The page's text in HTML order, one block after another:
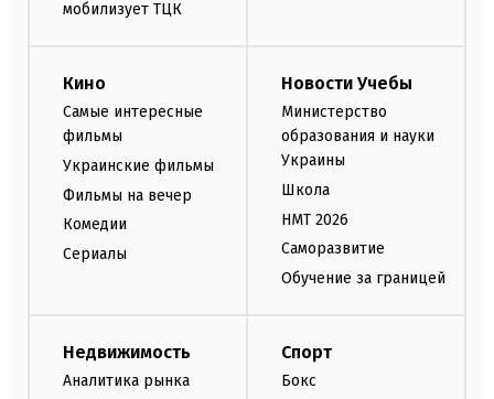
мобилизует ТЦК
Кино
Самые интересные
фильмы
Украинские фильмы
Фильмы на вечер
Комедии
Сериалы
Новости Учебы
Министерство
образования и науки
Украины
Школа
НМТ 2026
Саморазвитие
Обучение за границей
Недвижимость
Аналитика рынка
Спорт
Бокс